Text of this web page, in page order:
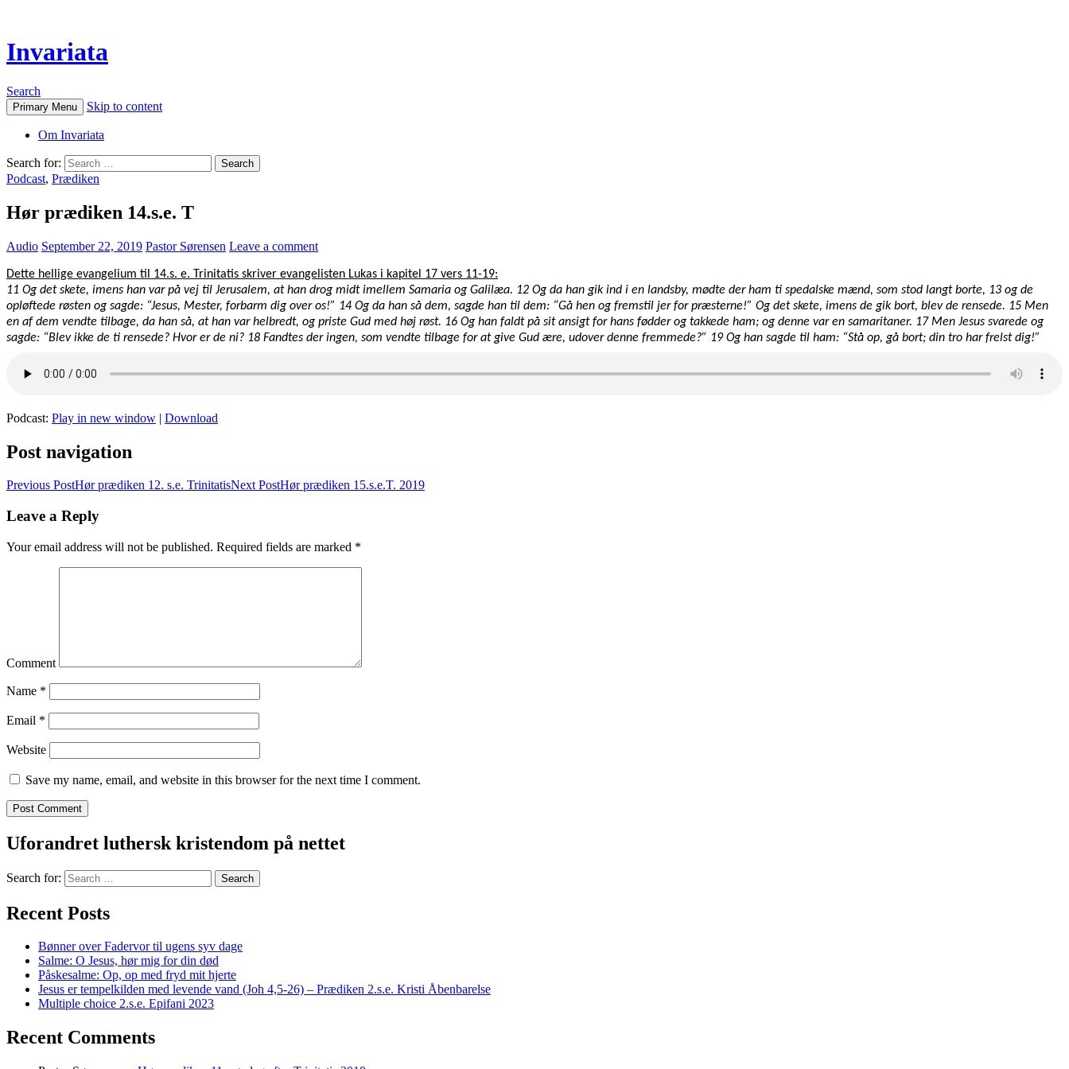
Invariata
Search
Primary Menu Skip to content
Om Invariata
Search for:
Podcast, Prædiken
Hør prædiken 14.s.e. T
Audio September 22, 2019 Pastor Sørensen Leave a comment
Dette hellige evangelium til 14.s. e. Trinitatis skriver evangelisten Lukas i kapitel 17 vers 11-19:
11 Og det skete, imens han var på vej til Jerusalem, at han drog midt imellem Samaria og Galilæa. 12 Og da han gik ind i en landsby, mødte der ham ti spedalske mænd, som stod langt borte, 13 og de
opløftede røsten og sagde: “Jesus, Mester, forbarm dig over os!” 14 Og da han så dem, sagde han til dem: “Gå hen og fremstil jer for præsterne!” Og det skete, imens de gik bort, blev de rensede. 15 Men
en af dem vendte tilbage, da han så, at han var helbredt, og priste Gud med høj røst. 16 Og han faldt på sit ansigt for hans fødder og takkede ham; og denne var en samaritaner. 17 Men Jesus svarede og
sagde: “Blev ikke de ti rensede? Hvor er de ni? 18 Fandtes der ingen, som vendte tilbage for at give Gud ære, udover denne fremmede?” 19 Og han sagde til ham: “Stå op, gå bort; din tro har frelst dig!”
Podcast: Play in new window | Download
Post navigation
Previous PostHør prædiken 12. s.e. TrinitatisNext PostHør prædiken 15.s.e.T. 2019
Leave a Reply
Your email address will not be published. Required fields are marked *
Comment
Name *
Email *
Website
Save my name, email, and website in this browser for the next time I comment.
Uforandret luthersk kristendom på nettet
Search for:
Recent Posts
Bønner over Fadervor til ugens syv dage
Salme: O Jesus, hør mig for din død
Påskesalme: Op, op med fryd mit hjerte
Jesus er tempelkilden med levende vand (Joh 4,5-26) – Prædiken 2.s.e. Kristi Åbenbarelse
Multiple choice 2.s.e. Epifani 2023
Recent Comments